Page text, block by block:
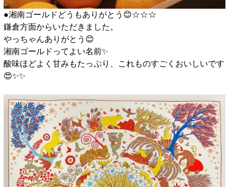
●湘南ゴールドどうもありがとう😊☆☆☆
鎌倉方面からいただきました。
やっちゃんありがとう😊
湘南ゴールドってよい名前✨️
酸味ほどよく甘みもたっぷり、これものすごくおいしいです
😍✨️✨️